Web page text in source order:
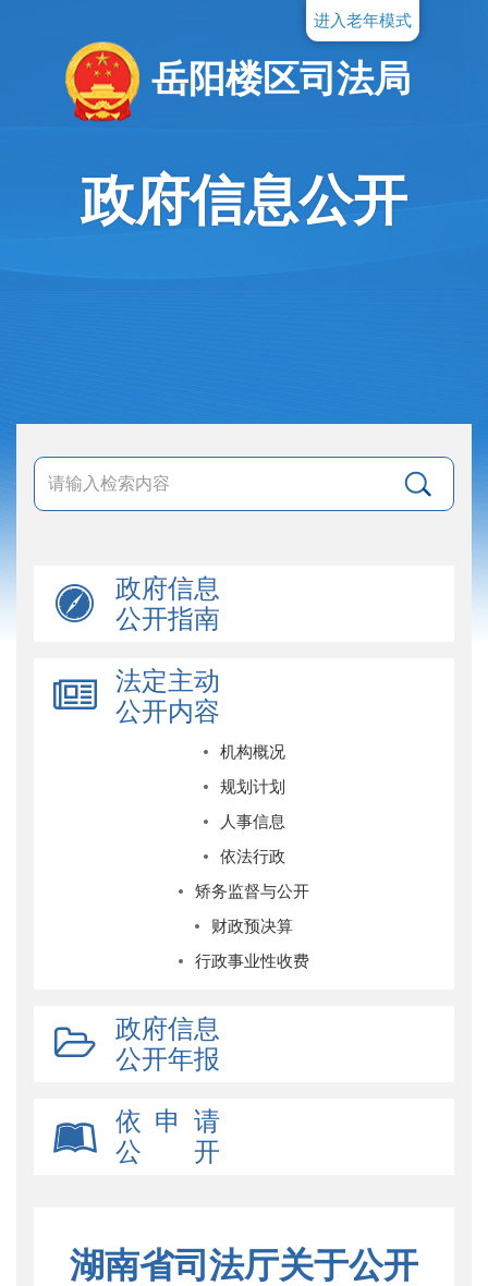
进入老年模式
岳阳楼区司法局
政府信息公开
政府信息
公开指南
法定主动
公开内容
机构概况
规划计划
人事信息
依法行政
矫务监督与公开
财政预决算
行政事业性收费
政府信息
公开年报
依 申 请
公 开
湖南省司法厅关于公开